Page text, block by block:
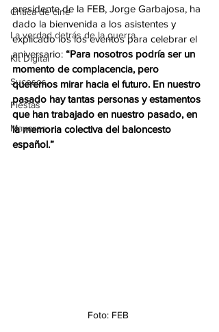
Crítica de cine
La verdad detrás de la guerra
Kit Digital
Sucesos
Fiestas
Mayores
presidente de la FEB, Jorge Garbajosa, ha
dado la bienvenida a los asistentes y
explicado los los eventos para celebrar el
aniversario: “Para nosotros podría ser un
momento de complacencia, pero
queremos mirar hacia el futuro. En nuestro
pasado hay tantas personas y estamentos
que han trabajado en nuestro pasado, en
la memoria colectiva del baloncesto
español.”
Foto: FEB